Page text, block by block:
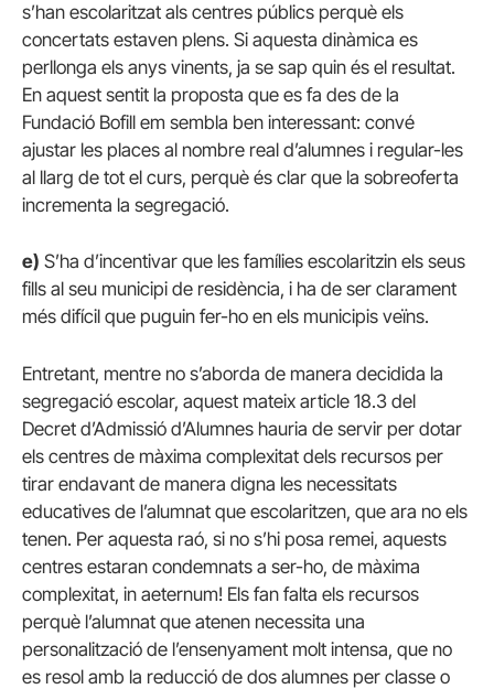
s’han escolaritzat als centres públics perquè els
concertats estaven plens. Si aquesta dinàmica es
perllonga els anys vinents, ja se sap quin és el resultat.
En aquest sentit la proposta que es fa des de la
Fundació Bofill em sembla ben interessant: convé
ajustar les places al nombre real d’alumnes i regular-les
al llarg de tot el curs, perquè és clar que la sobreoferta
incrementa la segregació.
e) S’ha d’incentivar que les famílies escolaritzin els seus
fills al seu municipi de residència, i ha de ser clarament
més difícil que puguin fer-ho en els municipis veïns.
Entretant, mentre no s’aborda de manera decidida la
segregació escolar, aquest mateix article 18.3 del
Decret d’Admissió d’Alumnes hauria de servir per dotar
els centres de màxima complexitat dels recursos per
tirar endavant de manera digna les necessitats
educatives de l’alumnat que escolaritzen, que ara no els
tenen. Per aquesta raó, si no s’hi posa remei, aquests
centres estaran condemnats a ser-ho, de màxima
complexitat, in aeternum! Els fan falta els recursos
perquè l’alumnat que atenen necessita una
personalització de l’ensenyament molt intensa, que no
es resol amb la reducció de dos alumnes per classe o